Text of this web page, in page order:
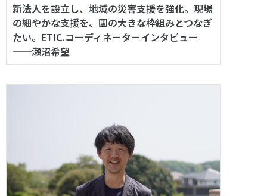
新法人を設立し、地域の災害支援を強化。現場
の細やかな支援を、国の大きな枠組みとつなぎ
たい。ETIC.コーディネーターインタビュー
──瀬沼希望